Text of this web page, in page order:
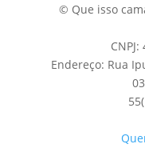
© Que isso
Endereço: Rua